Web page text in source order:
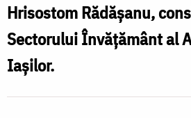
Hrisostom Rădăşanu,
Sectorului Învăţământ al
Iaşilor.